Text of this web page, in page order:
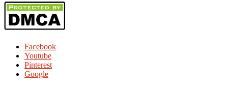
Facebook
Youtube
Pinterest
Google